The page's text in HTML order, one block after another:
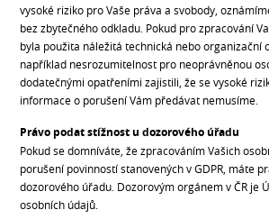
vysoké riziko pro Vaše práva a svobody,
bez zbytečného odkladu. Pokud pro zpracování
byla použita náležitá technická nebo organizační
například nesrozumitelnost pro neoprávněnou
dodatečnými opatřeními zajistili, že se vysoké
informace o porušení Vám předávat nemusíme.
Právo podat stížnost u dozorového úřadu
Pokud se domníváte, že zpracováním Vašich
porušení povinností stanovených v GDPR, máte
dozorového úřadu. Dozorovým orgánem v ČR je
osobních údajů.